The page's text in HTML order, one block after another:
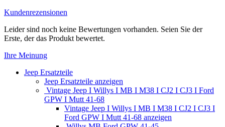
Kundenrezensionen
Leider sind noch keine Bewertungen vorhanden. Seien Sie der
Erste, der das Produkt bewertet.
Ihre Meinung
Jeep Ersatzteile
Jeep Ersatzteile anzeigen
Vintage Jeep I Willys I MB I M38 I CJ2 I CJ3 I Ford
GPW I Mutt 41-68
Vintage Jeep I Willys I MB I M38 I CJ2 I CJ3 I
Ford GPW I Mutt 41-68 anzeigen